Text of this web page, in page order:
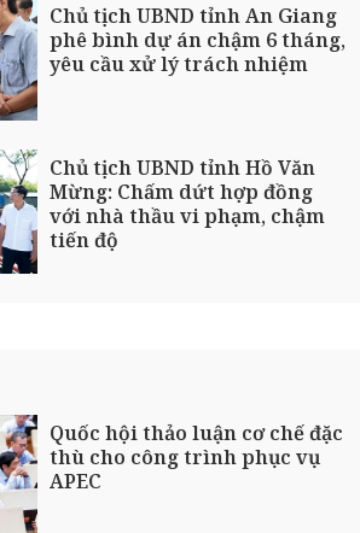
Chủ tịch UBND tỉnh An Giang
phê bình dự án chậm 6 tháng,
yêu cầu xử lý trách nhiệm
Chủ tịch UBND tỉnh Hồ Văn
Mừng: Chấm dứt hợp đồng
với nhà thầu vi phạm, chậm
tiến độ
Quốc hội thảo luận cơ chế đặc
thù cho công trình phục vụ
APEC